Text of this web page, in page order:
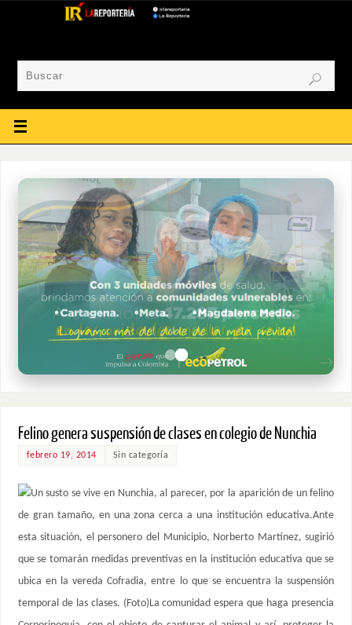
Felino genera suspensión de clases en colegio de Nunchia
febrero 19, 2014 Sin categoría
Un susto se vive en Nunchia, al parecer, por la aparición de un felino
de gran tamaño, en una zona cerca a una institución educativa.Ante
esta situación, el personero del Municipio, Norberto Martínez, sugirió
que se tomarán medidas preventivas en la institución educativa que se
ubica en la vereda Cofradia, entre lo que se encuentra la suspensión
temporal de las clases. (Foto)La comunidad espera que haga presencia